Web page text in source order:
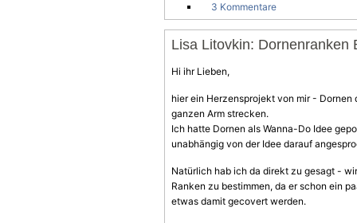
3 Kommentare
Lisa Litovkin: Dornenranken
Hi ihr Lieben,
hier ein Herzensprojekt von mir - Dornen
ganzen Arm strecken.
Ich hatte Dornen als Wanna-Do Idee
unabhängig von der Idee darauf
Natürlich hab ich da direkt zu gesagt -
Ranken zu bestimmen, da er schon ein
etwas damit gecovert werden.